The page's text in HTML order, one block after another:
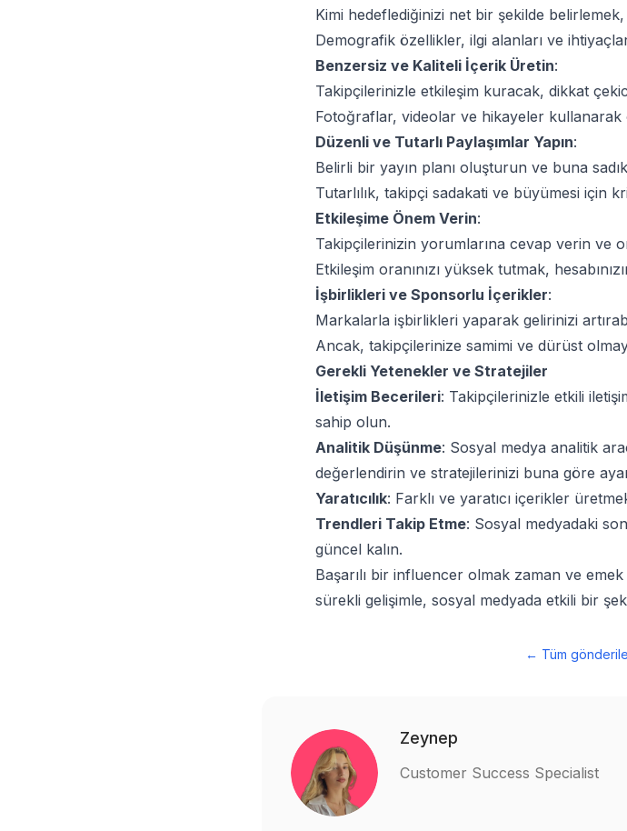
Kimi hedeflediğinizi net bir şekilde
Demografik özellikler, ilgi alanları ve
Benzersiz ve Kaliteli İçerik Üretin:
Takipçilerinizle etkileşim kuracak, dikkat
Fotoğraflar, videolar ve hikayeler kullanarak
Düzenli ve Tutarlı Paylaşımlar Yapın:
Belirli bir yayın planı oluşturun ve buna
Tutarlılık, takipçi sadakati ve büyümesi için
Etkileşime Önem Verin:
Takipçilerinizin yorumlarına cevap verin ve
Etkileşim oranınızı yüksek tutmak,
İşbirlikleri ve Sponsorlu İçerikler:
Markalarla işbirlikleri yaparak gelirinizi
Ancak, takipçilerinize samimi ve dürüst
Gerekli Yetenekler ve Stratejiler
İletişim Becerileri: Takipçilerinizle etkili
sahip olun.
Analitik Düşünme: Sosyal medya analitik
değerlendirin ve stratejilerinizi buna göre
Yaratıcılık: Farklı ve yaratıcı içerikler
Trendleri Takip Etme: Sosyal medyadaki
güncel kalın.
Başarılı bir influencer olmak zaman ve
sürekli gelişimle, sosyal medyada etkili bir
← Tüm
Zeynep
Customer Success Specialist